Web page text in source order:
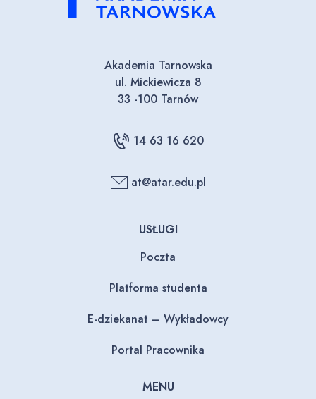
Akademia Tarnowska
ul. Mickiewicza 8
33 -100 Tarnów
14 63 16 620
at@atar.edu.pl
USŁUGI
Poczta
Platforma studenta
E-dziekanat – Wykładowcy
Portal Pracownika
MENU